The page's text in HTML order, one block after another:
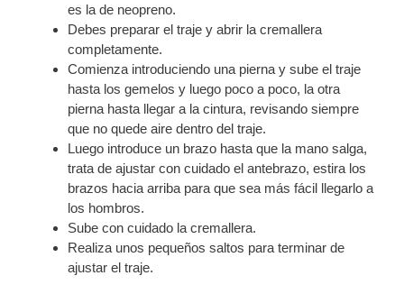
es la de neopreno.
Debes preparar el traje y abrir la cremallera
completamente.
Comienza introduciendo una pierna y sube el traje
hasta los gemelos y luego poco a poco, la otra
pierna hasta llegar a la cintura, revisando siempre
que no quede aire dentro del traje.
Luego introduce un brazo hasta que la mano salga,
trata de ajustar con cuidado el antebrazo, estira los
brazos hacia arriba para que sea más fácil llegarlo a
los hombros.
Sube con cuidado la cremallera.
Realiza unos pequeños saltos para terminar de
ajustar el traje.